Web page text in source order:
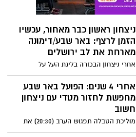
ניצחון ראשון כבר מאחור, עכשיו
הזמן לרצף: באר שבע/דימונה
מארחת את לב ירושלים
אחרי ניצחון הבכורה בליגת העל על
כרמיאל/בית הכרם, תארח הערב (18:30)
הפועל באר שבע/דימונה את הפועל לב
ירושלים באולם הקונכייה. המאמת שני
פרידמן: "אנחנו מתקדמות, מאמינות בדרך
אחרי 4 שנים: הפועל באר שבע
מחפשת לחזור מטדי עם ניצחון
חשוב
מוליכת הטבלה תפגוש הערב (20:30) את
בית"ר ירושלים באצטדיון טדי, כשהיא מנסה